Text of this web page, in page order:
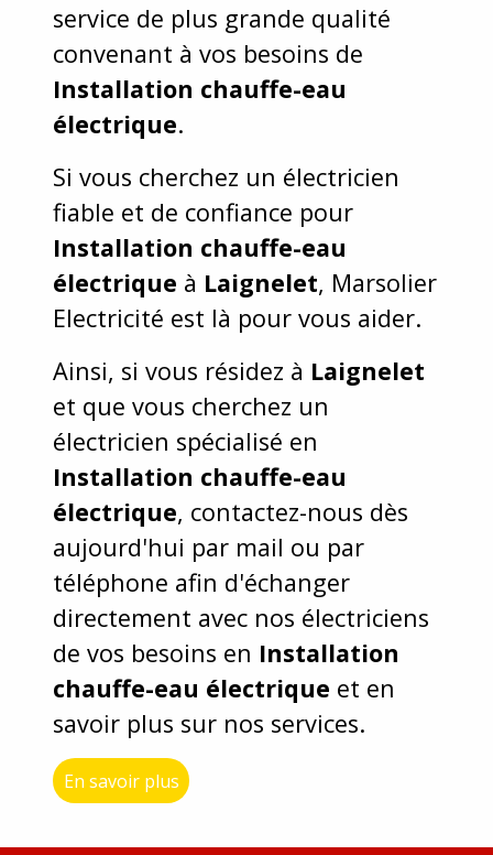
service de plus grande qualité
convenant à vos besoins de
Installation chauffe-eau
électrique.
Si vous cherchez un électricien
fiable et de confiance pour
Installation chauffe-eau
électrique à Laignelet, Marsolier
Electricité est là pour vous aider.
Ainsi, si vous résidez à Laignelet
et que vous cherchez un
électricien spécialisé en
Installation chauffe-eau
électrique, contactez-nous dès
aujourd'hui par mail ou par
téléphone afin d'échanger
directement avec nos électriciens
de vos besoins en Installation
chauffe-eau électrique et en
savoir plus sur nos services.
En savoir plus